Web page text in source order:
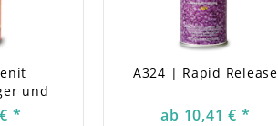
und
*
A324 | Rapid Release
ab 10,41 € *